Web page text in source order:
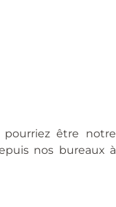
pourriez être notre
nos bureaux à